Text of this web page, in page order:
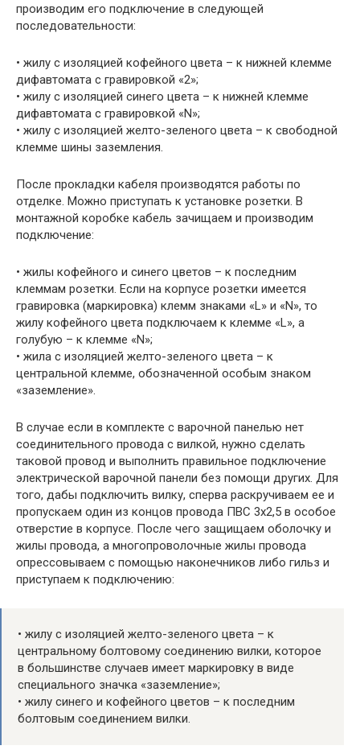
производим его подключение в следующей
последовательности:
• жилу с изоляцией кофейного цвета – к нижней клемме
дифавтомата с гравировкой «2»;
• жилу с изоляцией синего цвета – к нижней клемме
дифавтомата с гравировкой «N»;
• жилу с изоляцией желто-зеленого цвета – к свободной
клемме шины заземления.
После прокладки кабеля производятся работы по
отделке. Можно приступать к установке розетки. В
монтажной коробке кабель зачищаем и производим
подключение:
• жилы кофейного и синего цветов – к последним
клеммам розетки. Если на корпусе розетки имеется
гравировка (маркировка) клемм знаками «L» и «N», то
жилу кофейного цвета подключаем к клемме «L», а
голубую – к клемме «N»;
• жила с изоляцией желто-зеленого цвета – к
центральной клемме, обозначенной особым знаком
«заземление».
В случае если в комплекте с варочной панелью нет
соединительного провода с вилкой, нужно сделать
таковой провод и выполнить правильное подключение
электрической варочной панели без помощи других. Для
того, дабы подключить вилку, сперва раскручиваем ее и
пропускаем один из концов провода ПВС 3х2,5 в особое
отверстие в корпусе. После чего защищаем оболочку и
жилы провода, а многопроволочные жилы провода
опрессовываем с помощью наконечников либо гильз и
приступаем к подключению:
• жилу с изоляцией желто-зеленого цвета – к
центральному болтовому соединению вилки, которое
в большинстве случаев имеет маркировку в виде
специального значка «заземление»;
• жилу синего и кофейного цветов – к последним
болтовым соединением вилки.